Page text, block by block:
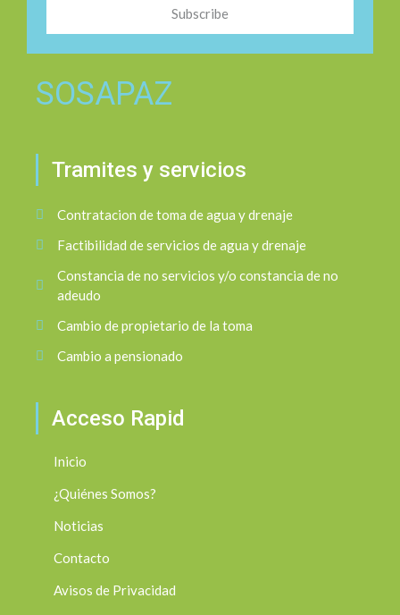
Subscribe
SOSAPAZ
Tramites y servicios
Contratacion de toma de agua y drenaje
Factibilidad de servicios de agua y drenaje
Constancia de no servicios y/o constancia de no
adeudo
Cambio de propietario de la toma
Cambio a pensionado
Acceso Rapid
Inicio
¿Quiénes Somos?
Noticias
Contacto
Avisos de Privacidad